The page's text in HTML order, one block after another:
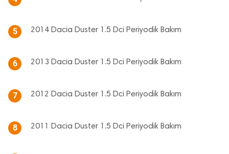
5 2014 Dacia Duster 1.5 Dci Periyodik Bakım
6 2013 Dacia Duster 1.5 Dci Periyodik Bakım
7 2012 Dacia Duster 1.5 Dci Periyodik Bakım
8 2011 Dacia Duster 1.5 Dci Periyodik Bakım